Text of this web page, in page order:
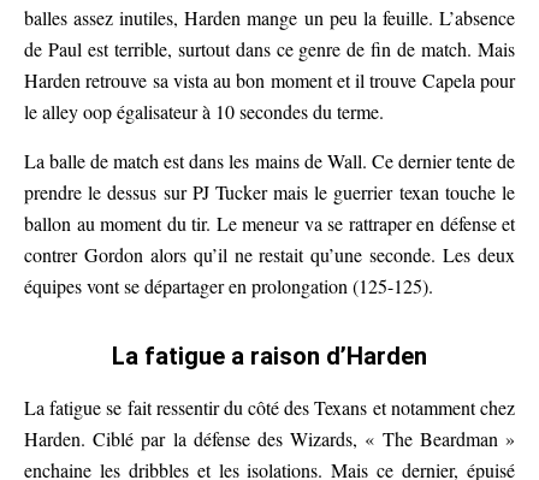
balles assez inutiles, Harden mange un peu la feuille. L’absence
de Paul est terrible, surtout dans ce genre de fin de match. Mais
Harden retrouve sa vista au bon moment et il trouve Capela pour
le alley oop égalisateur à 10 secondes du terme.
La balle de match est dans les mains de Wall. Ce dernier tente de
prendre le dessus sur PJ Tucker mais le guerrier texan touche le
ballon au moment du tir. Le meneur va se rattraper en défense et
contrer Gordon alors qu’il ne restait qu’une seconde. Les deux
équipes vont se départager en prolongation (125-125).
La fatigue a raison d’Harden
La fatigue se fait ressentir du côté des Texans et notamment chez
Harden. Ciblé par la défense des Wizards, « The Beardman »
enchaine les dribbles et les isolations. Mais ce dernier, épuisé